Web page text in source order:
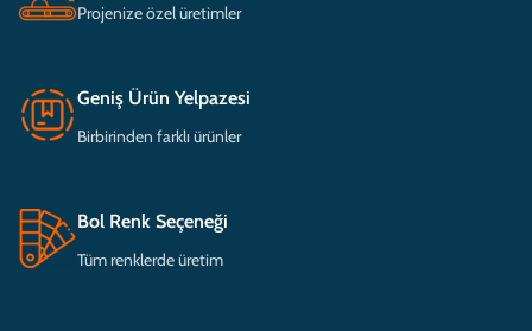
Projenize özel üretimler
Geniş Ürün Yelpazesi
Birbirinden farklı ürünler
Bol Renk Seçeneği
Tüm renklerde üretim